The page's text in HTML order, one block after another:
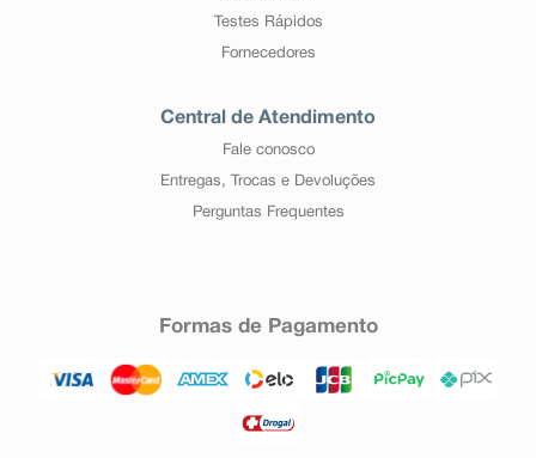
Testes Rápidos
Fornecedores
Central de Atendimento
Fale conosco
Entregas, Trocas e Devoluções
Perguntas Frequentes
Formas de Pagamento